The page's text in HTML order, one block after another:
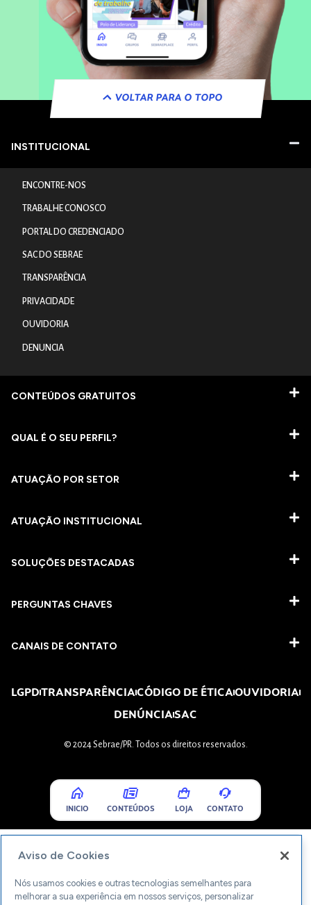
VOLTAR PARA O TOPO
INSTITUCIONAL
ENCONTRE-NOS
TRABALHE CONOSCO
PORTAL DO CREDENCIADO
SAC DO SEBRAE
TRANSPARÊNCIA
PRIVACIDADE
OUVIDORIA
DENUNCIA
CONTEÚDOS GRATUITOS
QUAL É O SEU PERFIL?
ATUAÇÃO POR SETOR
ATUAÇÃO INSTITUCIONAL
SOLUÇÕES DESTACADAS
PERGUNTAS CHAVES​
CANAIS DE CONTATO
LGPDTRANSPARÊNCIACÓDIGO DE ÉTICAOUVIDORIA
DENÚNCIASAC
© 2024 Sebrae/PR. Todos os direitos reservados.
INICIO CONTEÚDOS LOJA CONTATO
Aviso de Cookies
Nós usamos cookies e outras tecnologias semelhantes para
melhorar a sua experiência em nossos serviços, personalizar